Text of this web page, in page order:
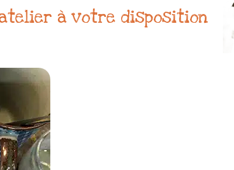
à votre disposition